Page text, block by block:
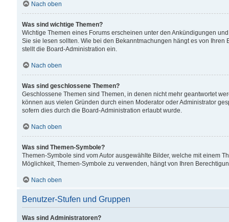
Nach oben
Was sind wichtige Themen?
Wichtige Themen eines Forums erscheinen unter den Ankündigungen
Sie sie lesen sollten. Wie bei den Bekanntmachungen hängt es von
stellt die Board-Administration ein.
Nach oben
Was sind geschlossene Themen?
Geschlossene Themen sind Themen, in denen nicht mehr geantwortet
können aus vielen Gründen durch einen Moderator oder Administrator
sofern dies durch die Board-Administration erlaubt wurde.
Nach oben
Was sind Themen-Symbole?
Themen-Symbole sind vom Autor ausgewählte Bilder, welche mit einem
Möglichkeit, Themen-Symbole zu verwenden, hängt von Ihren
Nach oben
Benutzer-Stufen und Gruppen
Was sind Administratoren?